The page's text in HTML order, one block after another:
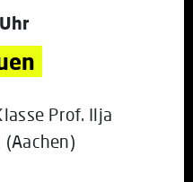
Prof. Ilja
(Aachen)